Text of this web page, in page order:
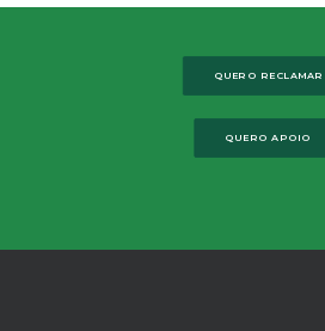
QUERO RECLAMAR
QUERO APOIO